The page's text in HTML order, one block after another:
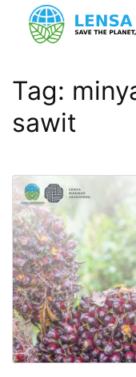
Tag:
sawit